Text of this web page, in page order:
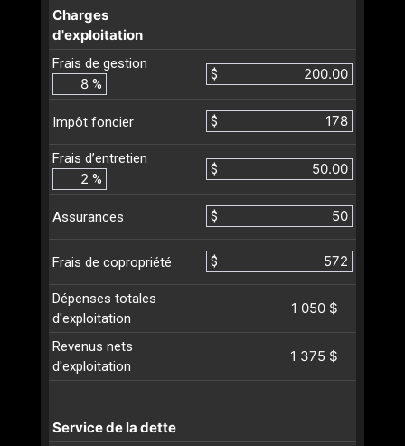
Charges
d'exploitation
Frais de gestion
%
$
Impôt foncier $
Frais d’entretien
%
$
Assurances $
Frais de copropriété $
Dépenses totales
d'exploitation
1 050 $
Revenus nets
d'exploitation
1 375 $
Service de la dette